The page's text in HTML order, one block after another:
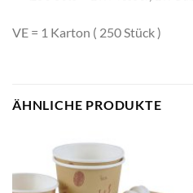
VE = 1 Karton ( 250 Stück )
ÄHNLICHE PRODUKTE